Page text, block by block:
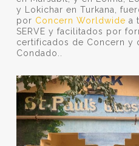
y Lokichar en Turkana,
por Concern Worldwide a
SERVE y facilitados por
certificados de Concern y
Condado..